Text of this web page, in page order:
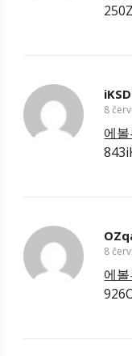
8
에
8
에